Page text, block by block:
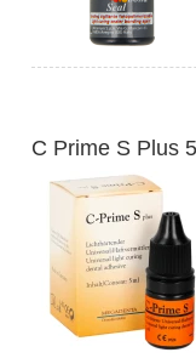
C Prime S Plus